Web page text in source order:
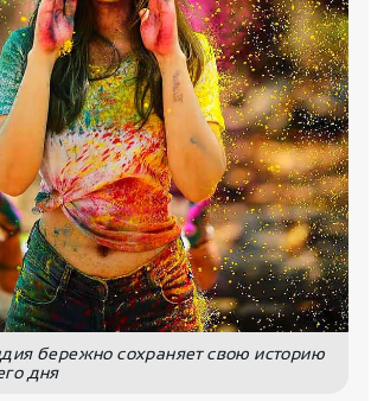
бережно сохраняет свою историю
дня